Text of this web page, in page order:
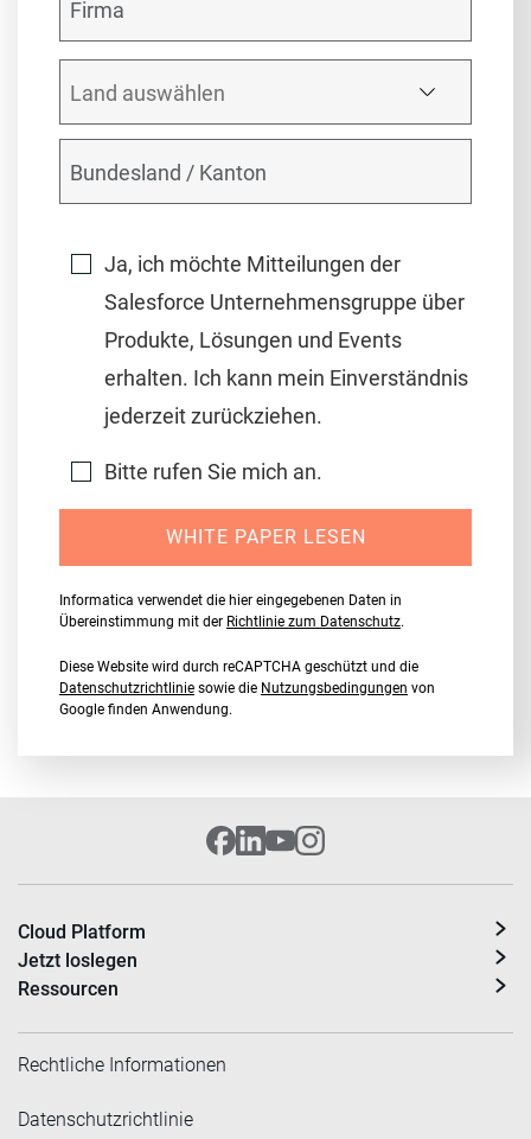
Ja, ich möchte Mitteilungen der
Salesforce Unternehmensgruppe über
Produkte, Lösungen und Events
erhalten. Ich kann mein Einverständnis
jederzeit zurückziehen.
Bitte rufen Sie mich an.
WHITE PAPER LESEN
Informatica verwendet die hier eingegebenen Daten in
Übereinstimmung mit der Richtlinie zum Datenschutz.
Diese Website wird durch reCAPTCHA geschützt und die
Datenschutzrichtlinie sowie die Nutzungsbedingungen von
Google finden Anwendung.
Cloud Platform
Jetzt loslegen
Ressourcen
Rechtliche Informationen
Datenschutzrichtlinie